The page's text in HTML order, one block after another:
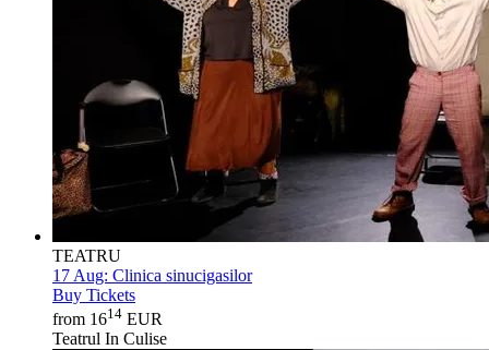
TEATRU
17 Aug: Clinica sinucigasilor
Buy Tickets
from 1614 EUR
Teatrul In Culise